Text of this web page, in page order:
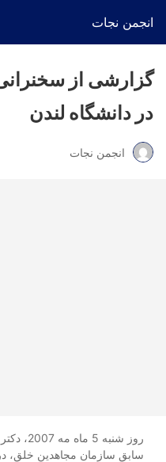
انجمن نجات
گزارشی از
در دانشگاه لندن
انجمن نجات
روز
سابق سازمان مجاهدین خلق،